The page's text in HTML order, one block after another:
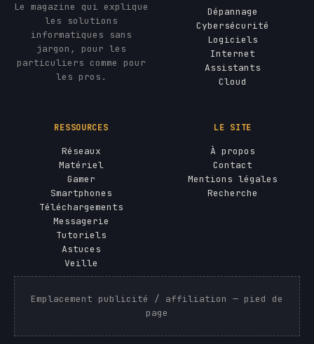
Le magazine qui explique
les solutions
informatiques sans
jargon, pour les
particuliers comme pour
les pros.
Dépannage
Cybersécurité
Logiciels
Internet
Assistants
Cloud
RESSOURCES
Réseaux
Matériel
Gamer
Smartphones
Téléchargements
Messagerie
Tutoriels
Astuces
Veille
LE SITE
À propos
Contact
Mentions légales
Recherche
Emplacement publicité / affiliation — pied de
page